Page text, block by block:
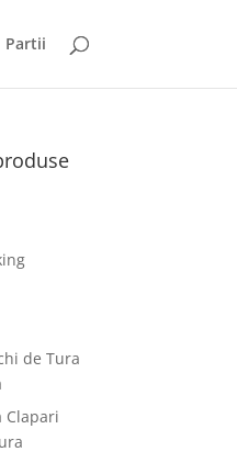
Partii
de Tura
Clapari